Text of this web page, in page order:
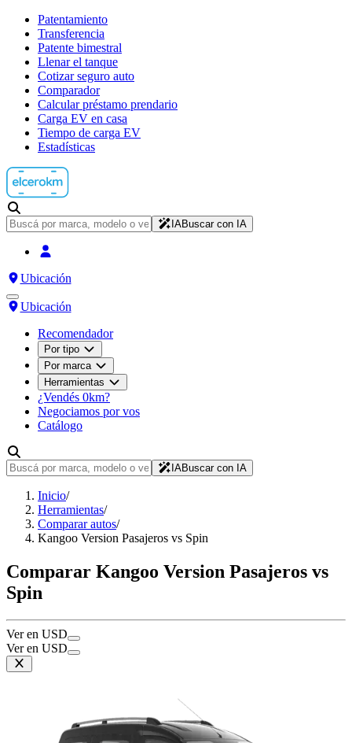
Patentamiento
Transferencia
Patente bimestral
Llenar el tanque
Cotizar seguro auto
Comparador
Calcular préstamo prendario
Carga EV en casa
Tiempo de carga EV
Estadísticas
IABuscar con IA
Ubicación
Ubicación
Recomendador
Por tipo
Por marca
Herramientas
¿Vendés 0km?
Negociamos por vos
Catálogo
IABuscar con IA
Inicio/
Herramientas/
Comparar autos/
Kangoo Version Pasajeros vs Spin
Comparar Kangoo Version Pasajeros vs
Spin
Ver en USD
Ver en USD